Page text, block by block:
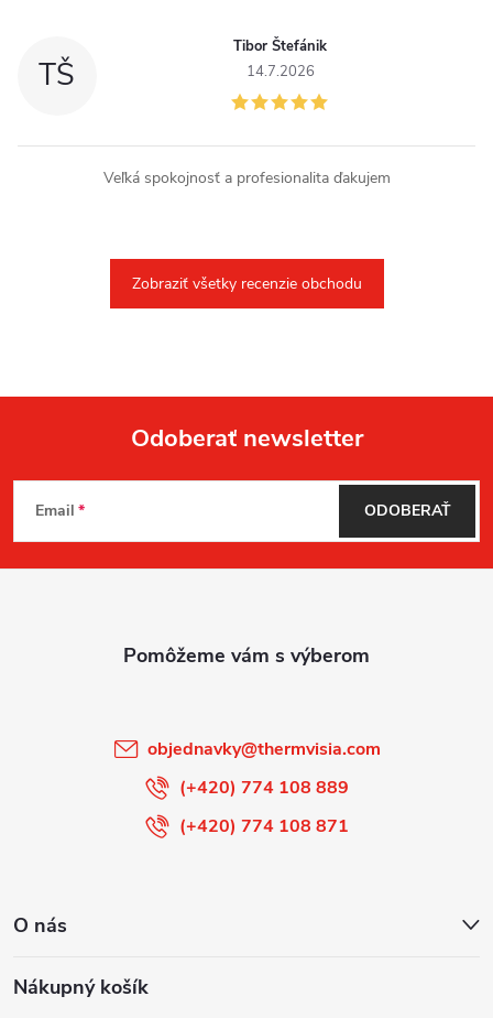
TŠ
Tibor Štefánik
14.7.2026
Veľká spokojnosť a profesionalita ďakujem
Zobraziť všetky recenzie obchodu
Z
á
p
Odoberať newsletter
Email ODOBERAŤ
objednavky@thermvisia.com
(+420) 774 108 889
(+420) 774 108 871
O nás
Nákupný košík